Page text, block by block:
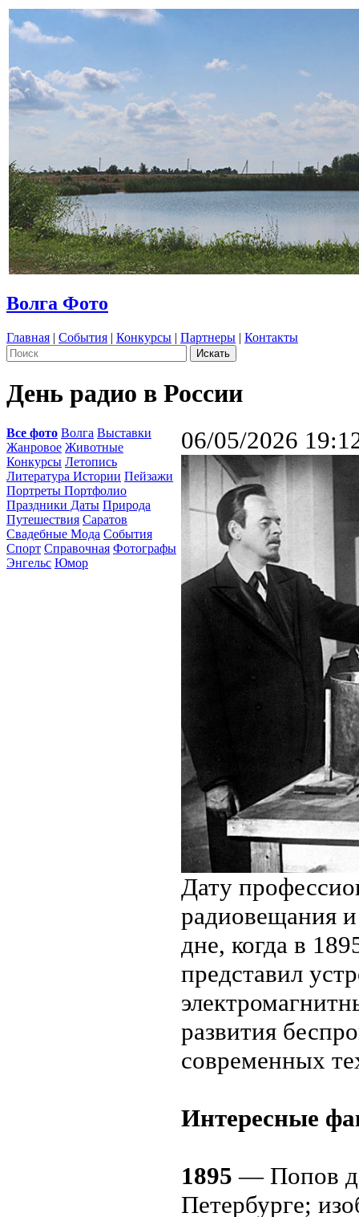
Волга Фото
Главная | События | Конкурсы | Партнеры | Контакты
День радио в России
Все фото Волга Выставки
Жанровое Животные
Конкурсы Летопись
Литература Истории Пейзажи
Портреты Портфолио
Праздники Даты Природа
Путешествия Саратов
Свадебные Мода События
Спорт Справочная Фотографы
Энгельс Юмор
06/05/2026
Дату
радиовещания
дне, когда в
представил
развития
современных
Интересные
1895 — Попов
Петербурге;